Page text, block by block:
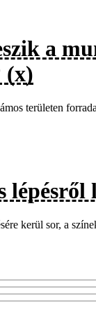
a
(x)
területen
kerül sor, a